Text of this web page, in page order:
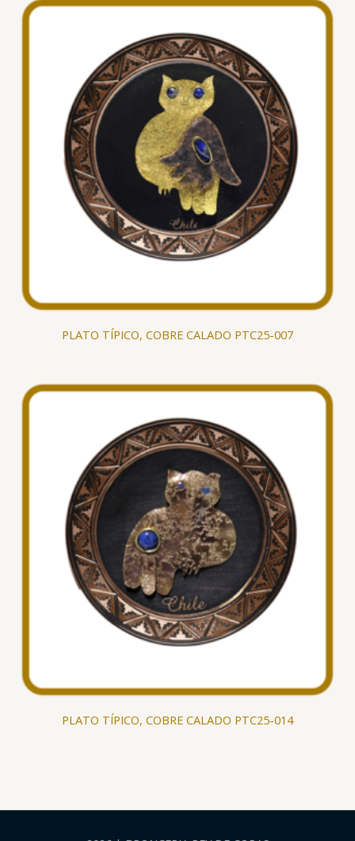
PLATO TÍPICO, COBRE CALADO PTC25-007
PLATO TÍPICO, COBRE CALADO PTC25-014